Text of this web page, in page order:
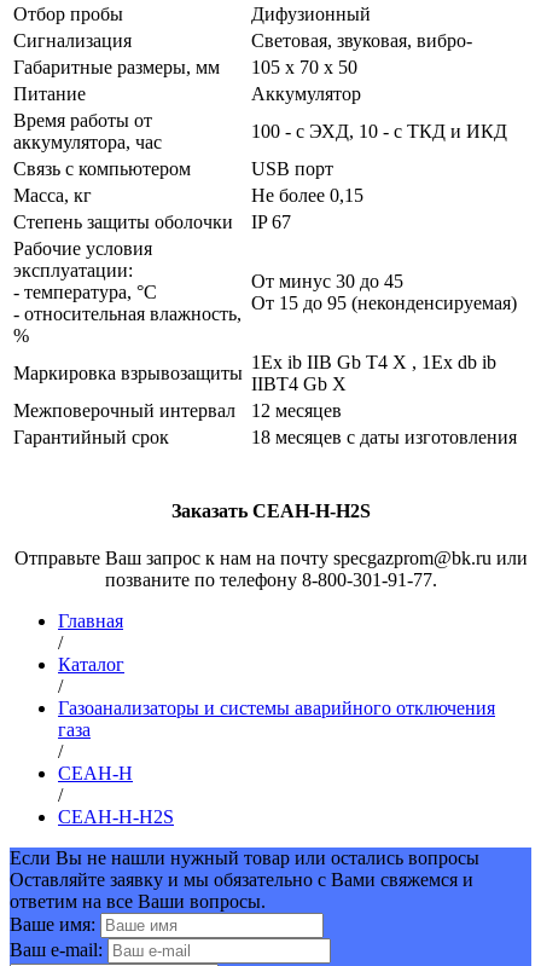
Отбор пробы
Дифузионный
Сигнализация
Световая, звуковая, вибро-
Габаритные размеры, мм
105 x 70 x 50
Питание
Аккумулятор
Время работы от
аккумулятора, час
100 - с ЭХД, 10 - с ТКД и ИКД
Связь с компьютером
USB порт
Масса, кг
Не более 0,15
Степень защиты оболочки
IP 67
Рабочие условия
эксплуатации:
- температура, °С
- относительная влажность,
%
От минус 30 до 45
От 15 до 95 (неконденсируемая)
Маркировка взрывозащиты
1Ex ib IIB Gb T4 X , 1Ex db ib
IIBT4 Gb X
Межповерочный интервал
12 месяцев
Гарантийный срок
18 месяцев с даты изготовления
Заказать СЕАН-Н-H2S
Отправьте Ваш запрос к нам на почту specgazprom@bk.ru или
позваните по телефону 8-800-301-91-77.
Главная
/
Каталог
/
Газоанализаторы и системы аварийного отключения
газа
/
СЕАН-Н
/
СЕАН-Н-H2S
Если Вы не нашли нужный товар или остались вопросы
Оставляйте заявку и мы обязательно с Вами свяжемся и
ответим на все Ваши вопросы.
Ваше имя:
Ваш e-mail: